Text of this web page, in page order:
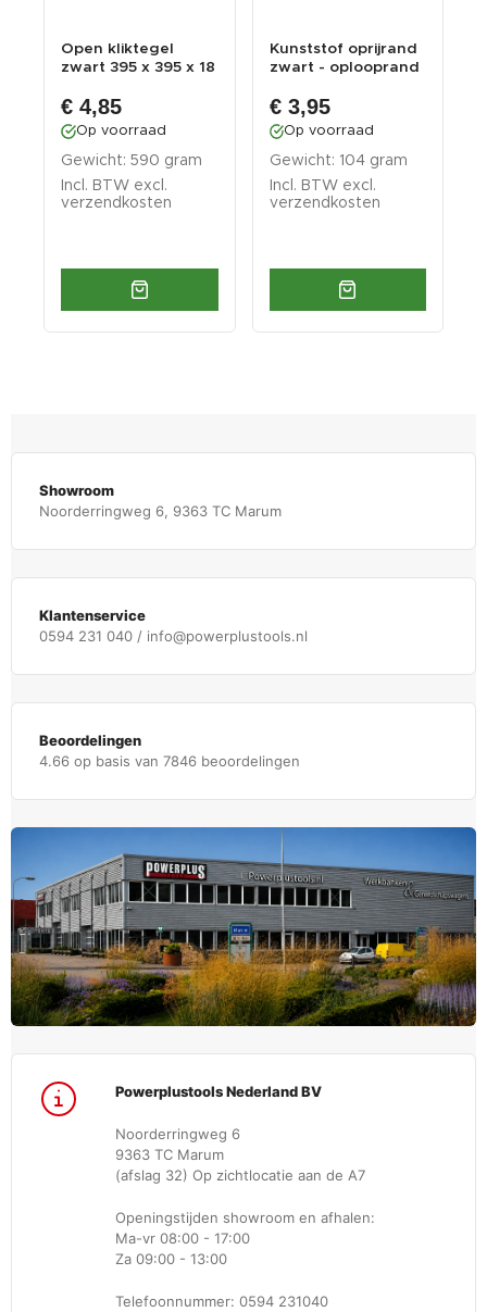
Open kliktegel
zwart 395 x 395 x 18
€ 4,85
Op voorraad
Gewicht: 590 gram
Incl. BTW excl.
verzendkosten
Kunststof oprijrand
zwart - oplooprand
€ 3,95
Op voorraad
Gewicht: 104 gram
Incl. BTW excl.
verzendkosten
Showroom
Noorderringweg 6, 9363 TC Marum
Klantenservice
0594 231 040 / info@powerplustools.nl
Beoordelingen
4.66 op basis van 7846 beoordelingen
Powerplustools Nederland BV
Noorderringweg 6
9363 TC Marum
(afslag 32) Op zichtlocatie aan de A7
Openingstijden showroom en afhalen:
Ma-vr 08:00 - 17:00
Za 09:00 - 13:00
Telefoonnummer: 0594 231040